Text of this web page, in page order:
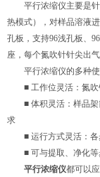
平行浓缩仪主要是针
热模式），对样品溶液
孔板，支持96浅孔板、
座，每个氮吹针针尖出气
平行浓缩仪的多种使
■ 工作位灵活：氮吹
■ 体积灵活：样品架
求
■ 运行方式灵活：各
■ 可与提取、净化等
平行浓缩仪都可以